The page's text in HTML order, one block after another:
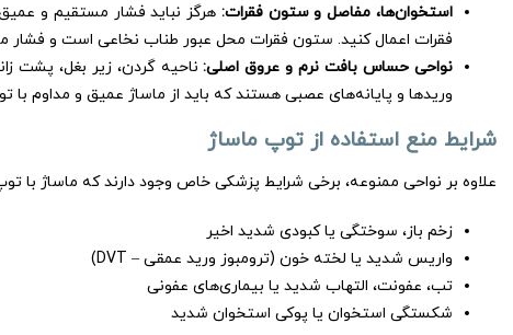
استخوان‌ها، مفاصل و ستون فقرات: هرگز نباید فشار مستقیم و
فقرات اعمال کنید. ستون فقرات محل عبور طناب نخاعی است و فشار
نواحی حساس بافت نرم و عروق اصلی: ناحیه گردن، زیر بغل، پشت
وریدها و پایانه‌های عصبی هستند که باید از ماساژ عمیق و مداوم با
شرایط منع استفاده از توپ ماساژ
علاوه بر نواحی ممنوعه، برخی شرایط پزشکی خاص وجود دارند که ماساژ با
زخم باز، سوختگی یا کبودی شدید اخیر
واریس شدید یا لخته خون (ترومبوز ورید عمقی – DVT)
تب، عفونت، التهاب شدید یا بیماری‌های عفونی
شکستگی استخوان یا پوکی استخوان شدید